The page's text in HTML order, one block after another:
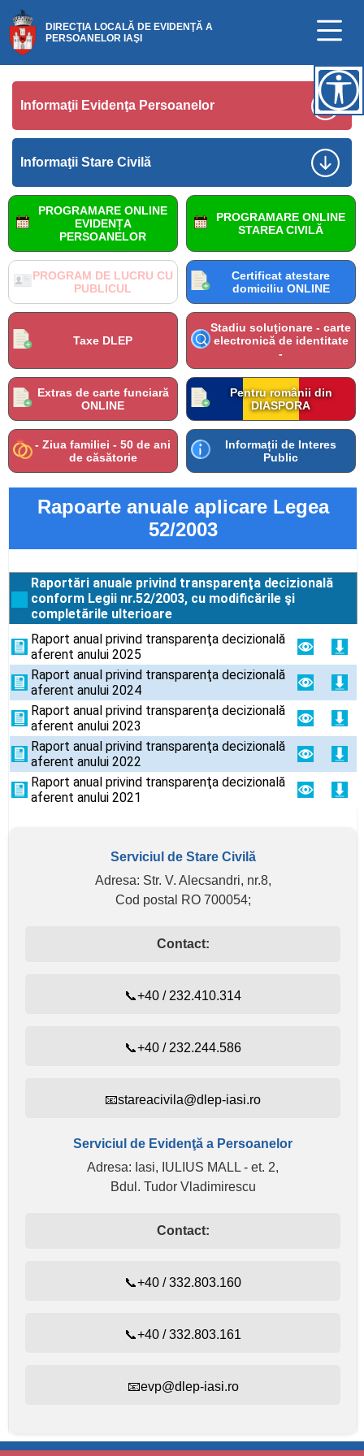
DIRECŢIA LOCALĂ DE EVIDENŢĂ A
PERSOANELOR IAŞI
Informaţii Evidenţa Persoanelor
Informaţii Stare Civilă
PROGRAM DE LUCRU CU
PUBLICUL
PROGRAMARE ONLINE
EVIDENȚA
PERSOANELOR
PROGRAMARE ONLINE
STAREA CIVILĂ
Certificat atestare
domiciliu ONLINE
Taxe DLEP
Stadiu soluţionare - carte
electronică de identitate
-
Extras de carte funciară
ONLINE
Pentru românii din
DIASPORA
- Ziua familiei - 50 de ani
de căsătorie
Informații de Interes
Public
Rapoarte anuale aplicare Legea
52/2003
Raportări anuale privind transparenţa decizională
conform Legii nr.52/2003, cu modificările şi
completările ulterioare
Raport anual privind transparenţa decizională
aferent anului 2025
Raport anual privind transparenţa decizională
aferent anului 2024
Raport anual privind transparenţa decizională
aferent anului 2023
Raport anual privind transparenţa decizională
aferent anului 2022
Raport anual privind transparenţa decizională
aferent anului 2021
Serviciul de Stare Civilă
Adresa: Str. V. Alecsandri, nr.8,
Cod postal RO 700054;
Contact:
📞+40 / 232.410.314
📞+40 / 232.244.586
📧stareacivila@dlep-iasi.ro
Serviciul de Evidenţă a Persoanelor
Adresa: Iasi, IULIUS MALL - et. 2,
Bdul. Tudor Vladimirescu
Contact:
📞+40 / 332.803.160
📞+40 / 332.803.161
📧evp@dlep-iasi.ro